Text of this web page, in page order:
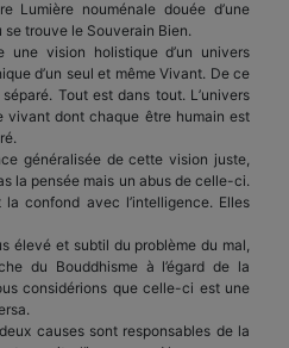
Lumière nouménale douée d’une
trouve le Souverain Bien.
une vision holistique d’un univers
d’un seul et même Vivant. De ce
Tout est dans tout. L’univers
vivant dont chaque être humain est
généralisée de cette vision juste,
la pensée mais un abus de celle-ci.
confond avec l’intelligence. Elles
élevé et subtil du problème du mal,
du Bouddhisme à l’égard de la
considérions que celle-ci est une
causes sont responsables de la